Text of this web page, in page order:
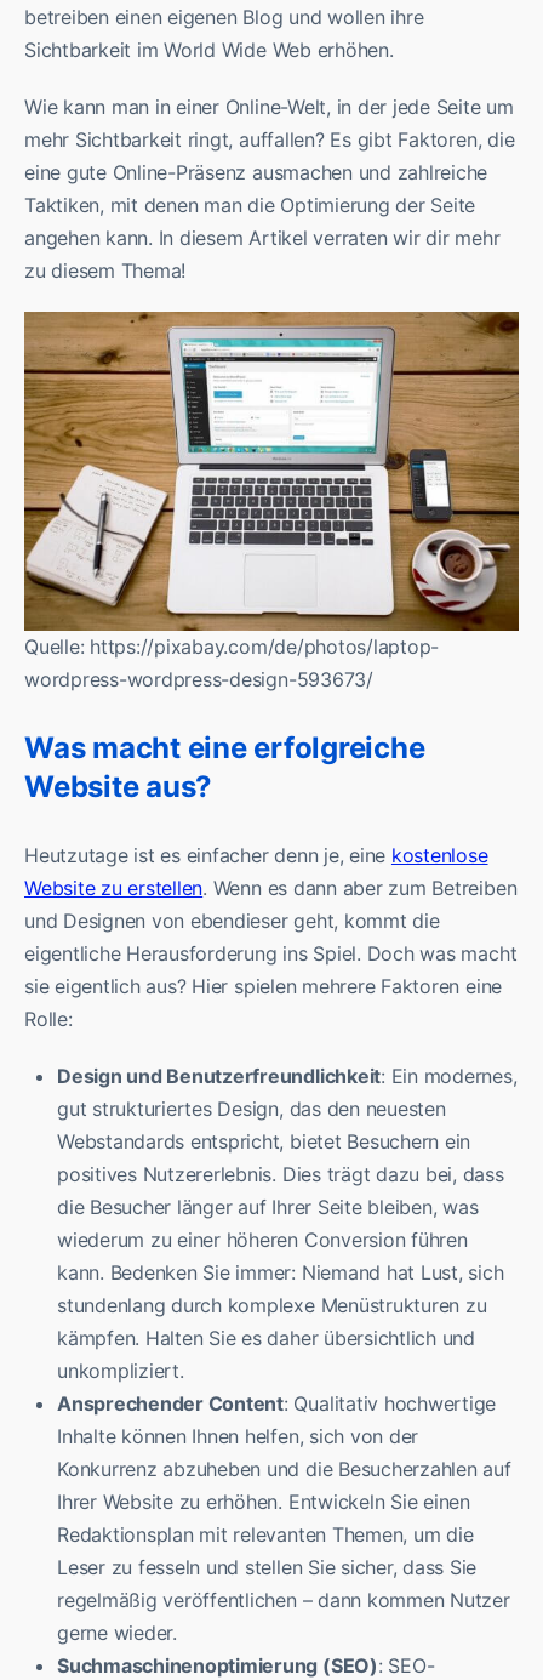
betreiben einen eigenen Blog und wollen ihre
Sichtbarkeit im World Wide Web erhöhen.
Wie kann man in einer Online-Welt, in der jede Seite um
mehr Sichtbarkeit ringt, auffallen? Es gibt Faktoren, die
eine gute Online-Präsenz ausmachen und zahlreiche
Taktiken, mit denen man die Optimierung der Seite
angehen kann. In diesem Artikel verraten wir dir mehr
zu diesem Thema!
Quelle: https://pixabay.com/de/photos/laptop-
wordpress-wordpress-design-593673/
Was macht eine erfolgreiche
Website aus?
Heutzutage ist es einfacher denn je, eine kostenlose
Website zu erstellen. Wenn es dann aber zum Betreiben
und Designen von ebendieser geht, kommt die
eigentliche Herausforderung ins Spiel. Doch was macht
sie eigentlich aus? Hier spielen mehrere Faktoren eine
Rolle:
Design und Benutzerfreundlichkeit: Ein modernes,
gut strukturiertes Design, das den neuesten
Webstandards entspricht, bietet Besuchern ein
positives Nutzererlebnis. Dies trägt dazu bei, dass
die Besucher länger auf Ihrer Seite bleiben, was
wiederum zu einer höheren Conversion führen
kann. Bedenken Sie immer: Niemand hat Lust, sich
stundenlang durch komplexe Menüstrukturen zu
kämpfen. Halten Sie es daher übersichtlich und
unkompliziert.
Ansprechender Content: Qualitativ hochwertige
Inhalte können Ihnen helfen, sich von der
Konkurrenz abzuheben und die Besucherzahlen auf
Ihrer Website zu erhöhen. Entwickeln Sie einen
Redaktionsplan mit relevanten Themen, um die
Leser zu fesseln und stellen Sie sicher, dass Sie
regelmäßig veröffentlichen – dann kommen Nutzer
gerne wieder.
Suchmaschinenoptimierung (SEO): SEO-